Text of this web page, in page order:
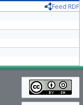
Feed RDF